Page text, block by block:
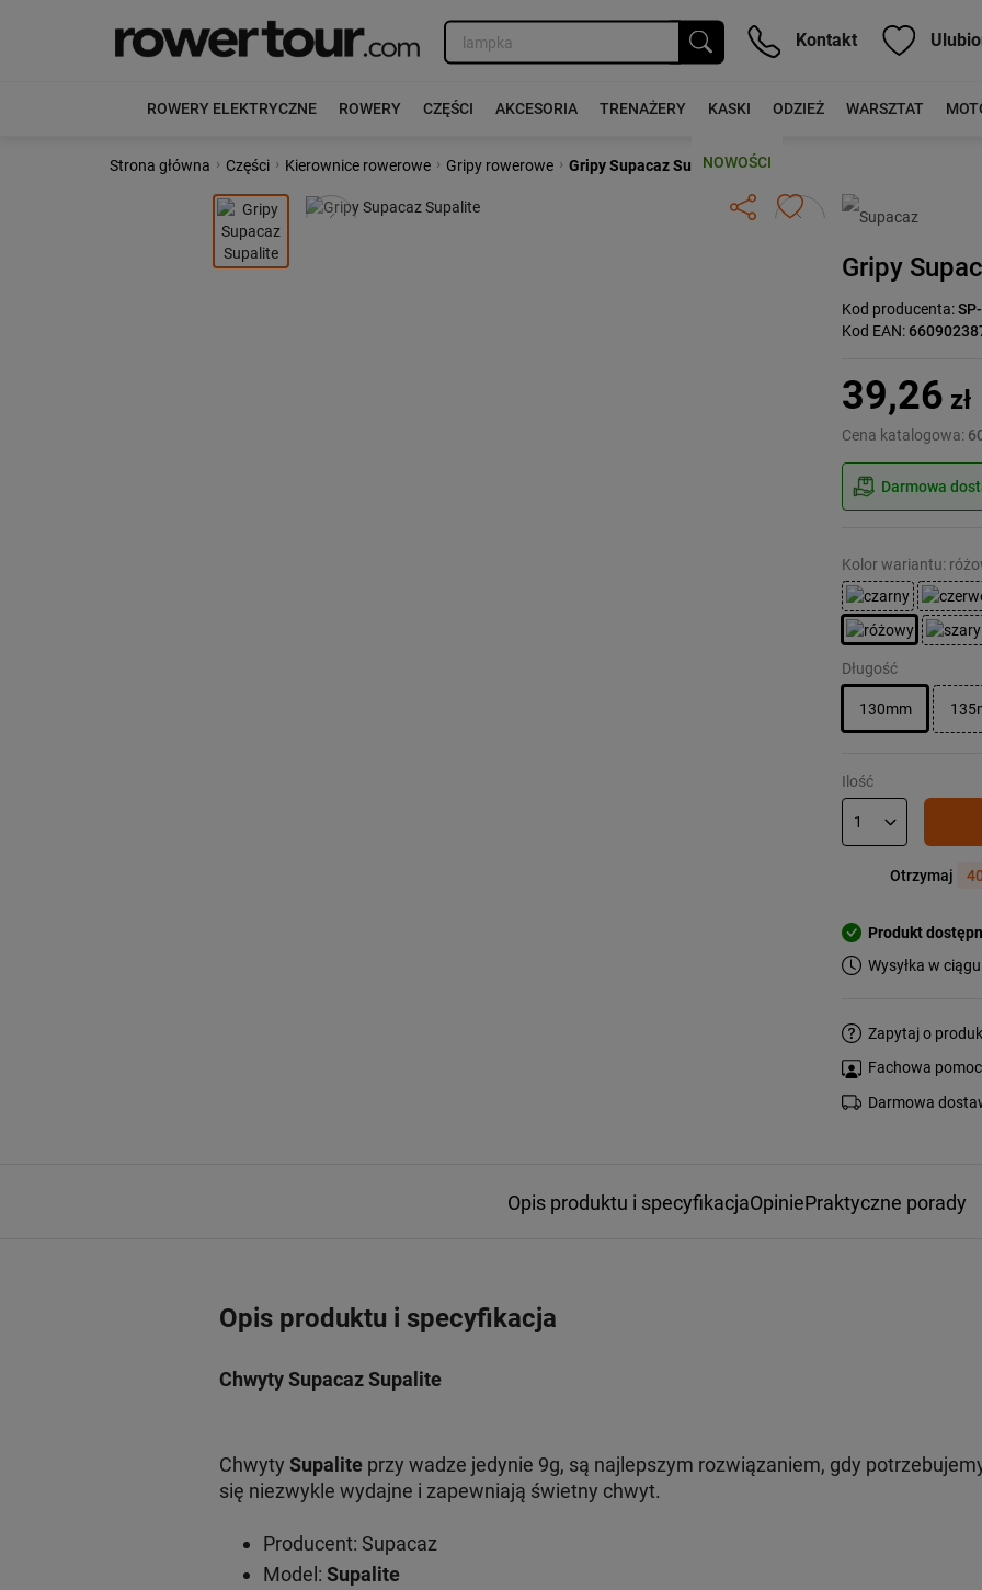
Kontakt
ROWERY ELEKTRYCZNE ROWERY CZĘŚCI AKCESORIA TRENAŻERY KASKI ODZIEŻ WARSZTAT
NOWOŚCI
Strona główna › Części › Kierownice rowerowe › Gripy rowerowe › Gripy Supacaz Supalite
Poprzedni Następny
Gripy
Kod producenta:
Kod EAN:
39,26 zł
Cena katalogowa:
Darmowa
Kolor wariantu:
Długość
130mm
Ilość
Otrzymaj
Produkt
Wysyłka w
Zapytaj o
Fachowa
Darmowa
Opis produktu i specyfikacjaOpiniePraktyczne porady
Opis produktu i specyfikacja
Chwyty Supacaz Supalite
Chwyty Supaliteprzy wadze jedynie 9g, są najlepszym rozwiązaniem, gdy
się niezwykle wydajne i zapewniają świetny chwyt.
Producent: Supacaz
Model: Supalite